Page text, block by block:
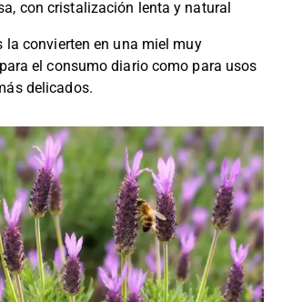
con cristalización lenta y natural
la convierten en una miel muy
el consumo diario como para usos
delicados.